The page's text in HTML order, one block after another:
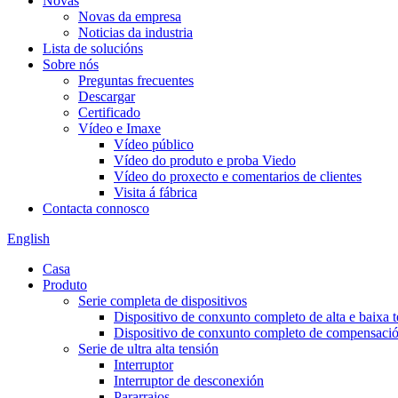
Novas da empresa
Noticias da industria
Lista de solucións
Sobre nós
Preguntas frecuentes
Descargar
Certificado
Vídeo e Imaxe
Vídeo público
Vídeo do produto e proba Viedo
Vídeo do proxecto e comentarios de clientes
Visita á fábrica
Contacta connosco
English
Casa
Produto
Serie completa de dispositivos
Dispositivo de conxunto completo de alta e baixa
Dispositivo de conxunto completo de
Serie de ultra alta tensión
Interruptor
Interruptor de desconexión